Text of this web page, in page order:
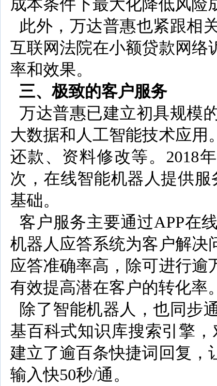
成本条件下最大化降低风险
此外，万达普惠也紧跟相
互联网法院在小额贷款网络
率和效果。
三、极致的客户服务
万达普惠已建立初具规模
大数据和人工智能技术应用
还款、资料修改等。2018
次，在线智能机器人提供
基础。
客户服务主要通过APP在
机器人应答系统为客户解决
应答准确率高，除可进行逾
有效提高潜在客户的转化率
除了智能机器人，也同步
基百科式知识库搜索引擎
建立了逾百条快捷词回复，
输入快50秒/通。